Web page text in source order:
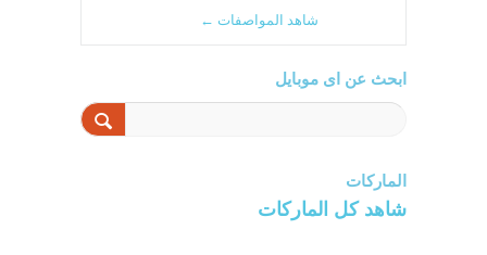
شاهد المواصفات ←
ابحث عن اى موبايل
الماركات
شاهد كل الماركات